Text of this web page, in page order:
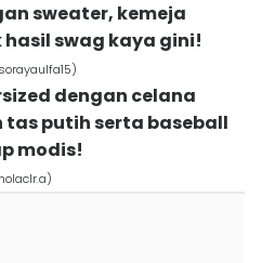
sweater, kemeja
swag kaya gini!
dengan celana
putih serta baseball
modis!